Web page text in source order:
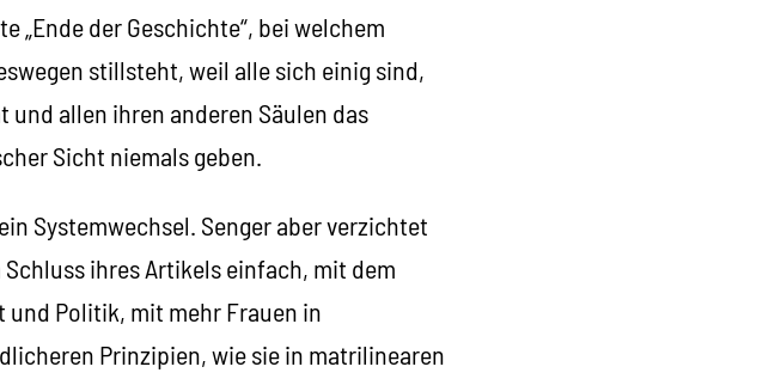
der Geschichte“, bei welchem
stillsteht, weil alle sich einig sind,
allen ihren anderen Säulen das
Sicht niemals geben.
Systemwechsel. Senger aber verzichtet
ihres Artikels einfach, mit dem
und Politik, mit mehr Frauen in
Prinzipien, wie sie in matrilinearen